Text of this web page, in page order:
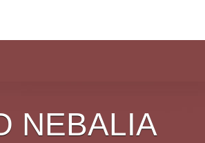
NEBALIA